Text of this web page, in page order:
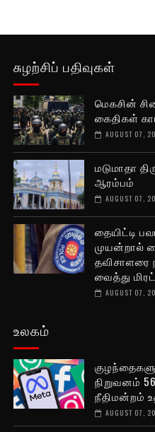
சுழற்சிப் பதிவுகள்
மெகசின்
கைதிகள்
AUGUST 07,
மடுமாதா
ஆரம்பம்
AUGUST 07,
தையிட்டி
முயன்றால்
தவிசாளரை
வைத்து
AUGUST 07,
உலகம்
நிறுவனம்
நீதிமன்றம்
AUGUST 07,